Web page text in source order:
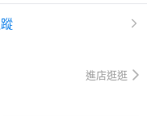
進店逛逛